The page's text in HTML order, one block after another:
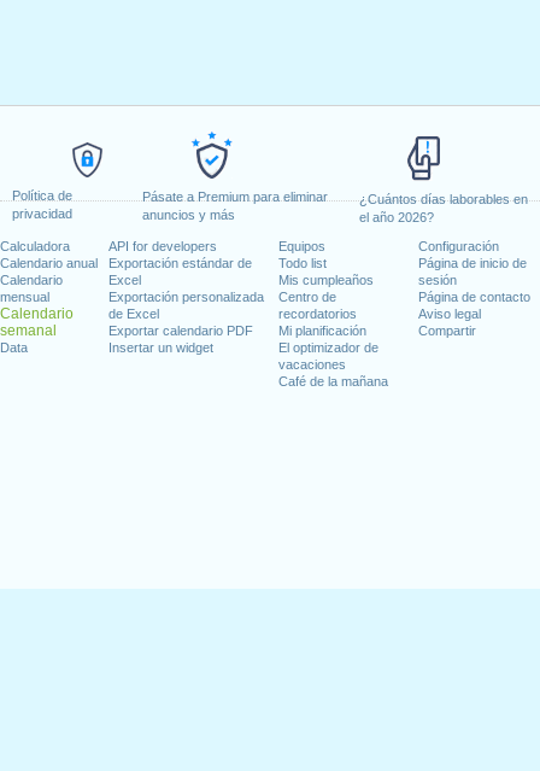
Política de
privacidad
Pásate a Premium para eliminar
anuncios y más
¿Cuántos días laborables en
el año 2026?
Calculadora
Calendario anual
Calendario
mensual
Calendario
semanal
Data
API for developers
Exportación estándar de
Excel
Exportación personalizada
de Excel
Exportar calendario PDF
Insertar un widget
Equipos
Todo list
Mis cumpleaños
Centro de
recordatorios
Mi planificación
El optimizador de
vacaciones
Café de la mañana
Configuración
Página de inicio de
sesión
Página de contacto
Aviso legal
Compartir